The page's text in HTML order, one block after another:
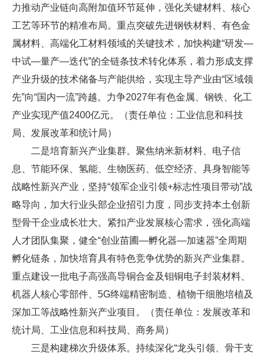
力推动产业链向高附加值环节延伸，强化关键材料、核心
工艺等环节的精准布局。重点突破先进钢铁材料、有色金
属材料、高端化工材料领域的关键技术，加快构建“研发—
中试—量产—迭代”的全链条技术转化体系，着力形成支撑
产业升级的技术储备与产能供给，实现主导产业由“区域领
先”向“国内一流”跨越。力争2027年有色金属、钢铁、化工
产业实现产值2400亿元。（责任单位：工业信息和科技
局、发展改革和统计局）
二是培育新兴产业集群。聚焦纳米新材料、电子信
息、节能环保、氢能、生物医药、低空经济、具身智能等
战略性新兴产业，坚持“领军企业引领+标志性项目带动”战
略导向，加大行业头部企业招引力度，同步支持本土创新
型骨干企业成长壮大。紧扣产业发展核心需求，强化高端
人才团队集聚，健全“创业苗圃—孵化器—加速器”全周期
孵化链条，加快培育具有特色竞争优势的新兴产业集群。
重点建设一批电子高强高导铜合金及钼铜电子封装材料、
机器人核心零部件、5G终端精密制造、植物干细胞培植及
深加工等战略性新兴产业项目。（责任单位：发展改革和
统计局、工业信息和科技局、商务局）
三是构建梯次升级体系。持续深化“龙头引领、骨干支